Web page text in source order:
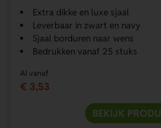
Extra dikke en luxe sjaal
Leverbaar in zwart en navy
Sjaal borduren naar wens
Bedrukken vanaf 25 stuks
Al vanaf
€ 3,53
BEKIJK